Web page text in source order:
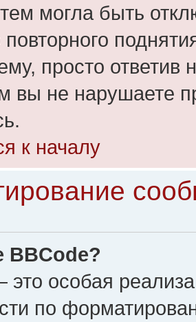
могла быть
повторного
просто ответив
вы не нарушаете
к началу
BBCode?
это особая
по